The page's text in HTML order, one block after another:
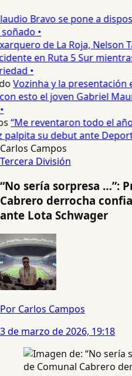
Bravo se pone a
•
de La Roja, Nelson
en Ruta 5 Sur
•
Vozinha y la presentación
esto el joven Gabriel
“Me reventaron todo el
su debut ante
Carlos Campos
Tercera División
“No sería sorpresa …”:
Cabrero derrocha
ante Lota Schwager
Por Carlos Campos
3 de marzo de 2026, 19:18